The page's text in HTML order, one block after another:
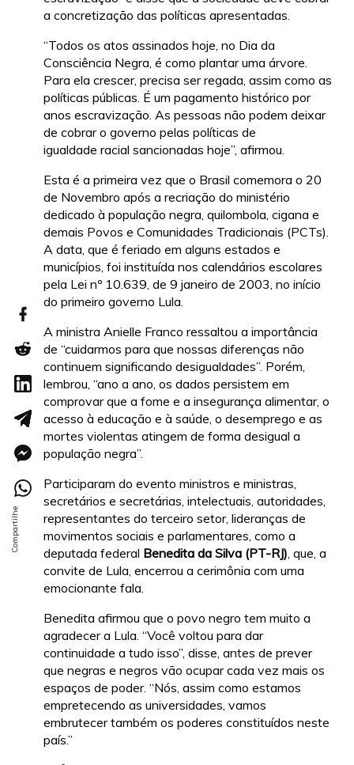
a concretização das políticas apresentadas.
“Todos os atos assinados hoje, no Dia da
Consciência Negra, é como plantar uma árvore.
Para ela crescer, precisa ser regada, assim como as
políticas públicas. É um pagamento histórico por
anos escravização. As pessoas não podem deixar
de cobrar o governo pelas políticas de
igualdade racial sancionadas hoje”, afirmou.
Esta é a primeira vez que o Brasil comemora o 20
de Novembro após a recriação do ministério
dedicado à população negra, quilombola, cigana e
demais Povos e Comunidades Tradicionais (PCTs).
A data, que é feriado em alguns estados e
municípios, foi instituída nos calendários escolares
pela Lei nº 10.639, de 9 janeiro de 2003, no início
do primeiro governo Lula.
A ministra Anielle Franco ressaltou a importância
de “cuidarmos para que nossas diferenças não
continuem significando desigualdades”. Porém,
lembrou, “ano a ano, os dados persistem em
comprovar que a fome e a insegurança alimentar, o
acesso à educação e à saúde, o desemprego e as
mortes violentas atingem de forma desigual a
população negra”.
Participaram do evento ministros e ministras,
secretários e secretárias, intelectuais, autoridades,
representantes do terceiro setor, lideranças de
movimentos sociais e parlamentares, como a
deputada federal Benedita da Silva (PT-RJ), que, a
convite de Lula, encerrou a cerimônia com uma
emocionante fala.
Benedita afirmou que o povo negro tem muito a
agradecer a Lula. “Você voltou para dar
continuidade a tudo isso”, disse, antes de prever
que negras e negros vão ocupar cada vez mais os
espaços de poder. “Nós, assim como estamos
empretecendo as universidades, vamos
embrutecer também os poderes constituídos neste
país.”